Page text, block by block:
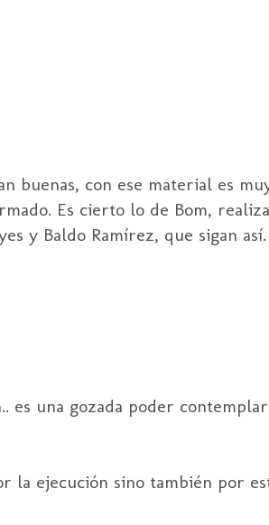
buenas, con ese material es
Es cierto lo de Bom,
y Baldo Ramírez, que sigan así.
es una gozada poder
la ejecución sino también por